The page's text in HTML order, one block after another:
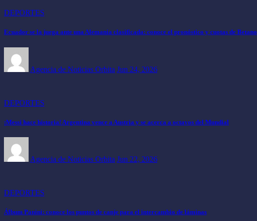
DEPORTES
Ecuador se la juega ante una Alemania clasificada: conoce el pronóstico y cuotas de Betano
Agencia de Noticias Orbita Jun 24, 2026
DEPORTES
¡Messi hace historia! Argentina vence a Austria y se acerca a octavos del Mundial
Agencia de Noticias Orbita Jun 22, 2026
DEPORTES
Álbum Panini: conoce los puntos de canje para el intercambio de láminas